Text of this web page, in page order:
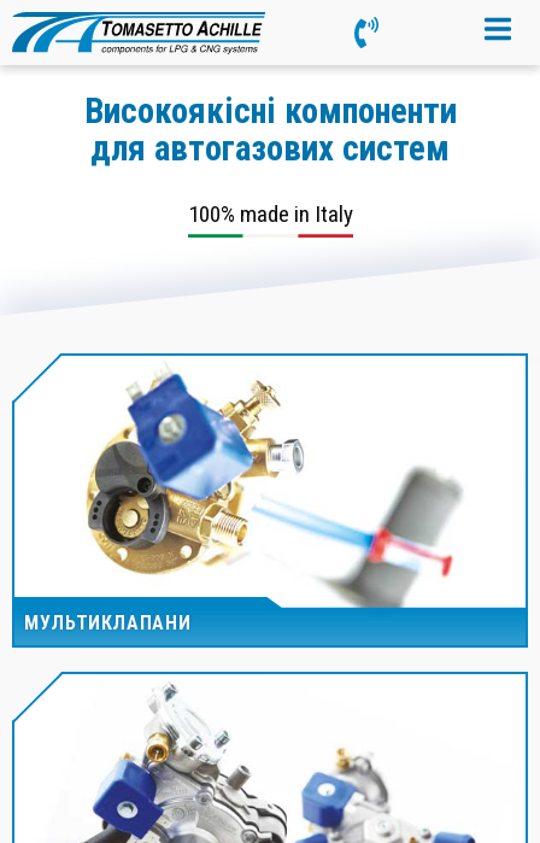
Високоякісні компоненти
для автогазових систем
100% made in Italy
МУЛЬТИКЛАПАНИ